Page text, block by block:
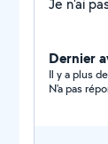
Dernier
Il y a plus
N'a pas